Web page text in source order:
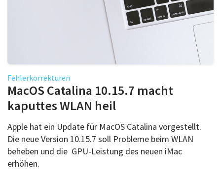
Fehlerkorrekturen
MacOS Catalina 10.15.7 macht
kaputtes WLAN heil
Apple hat ein Update für MacOS Catalina vorgestellt.
Die neue Version 10.15.7 soll Probleme beim WLAN
beheben und die GPU-Leistung des neuen iMac
erhöhen.